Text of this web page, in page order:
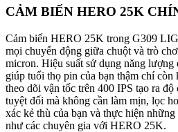
CẢM BIẾN HERO 25K
Cảm biến HERO 25K trong G309
mọi chuyển động giữa chuột và trò
micron. Hiệu suất sử dụng năng lượng
giúp tuổi thọ pin của bạn thậm chí còn
theo dõi vận tốc trên 400 IPS tạo ra
tuyệt đối mà không cần làm mịn, lọc
xác kẻ thù của bạn và thực hiện
như các chuyên gia với HERO 25K.